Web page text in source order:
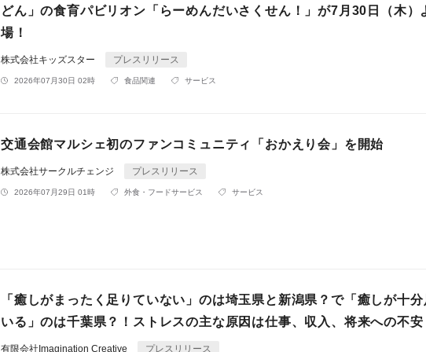
どん」の食育パビリオン「らーめんだいさくせん！」が7月30日（木）
場！
株式会社キッズスター プレスリリース
2026年07月30日 02時 食品関連 サービス
交通会館マルシェ初のファンコミュニティ「おかえり会」を開始
株式会社サークルチェンジ プレスリリース
2026年07月29日 01時 外食・フードサービス サービス
「癒しがまったく足りていない」のは埼玉県と新潟県？で「癒しが十分
いる」のは千葉県？！ストレスの主な原因は仕事、収入、将来への不安
有限会社Imagination Creative プレスリリース